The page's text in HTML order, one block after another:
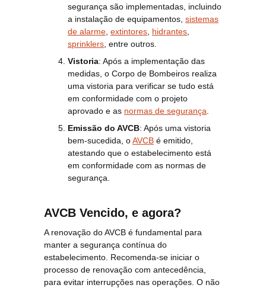
segurança são implementadas, incluindo
a instalação de equipamentos, sistemas
de alarme, extintores, hidrantes,
sprinklers, entre outros.
Vistoria: Após a implementação das
medidas, o Corpo de Bombeiros realiza
uma vistoria para verificar se tudo está
em conformidade com o projeto
aprovado e as normas de segurança.
Emissão do AVCB: Após uma vistoria
bem-sucedida, oAVCB é emitido,
atestando que o estabelecimento está
em conformidade com as normas de
segurança.
AVCB Vencido, e agora?
A renovação do AVCB é fundamental para
manter a segurança contínua do
estabelecimento. Recomenda-se iniciar o
processo de renovação com antecedência,
para evitar interrupções nas operações. O não